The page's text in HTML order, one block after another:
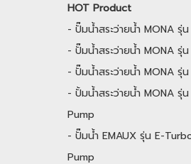
HOT Product
- ปั๊มน้ำสระว่ายน้ำ MONA รุ่
- ปั๊มน้ำสระว่ายน้ำ MONA รุ่
- ปั๊มน้ำสระว่ายน้ำ MONA รุ่
- ปั้มน้ำสระว่ายน้ำ MONA
Pump
- ปั๊มน้ำ EMAUX รุ่น E-
Pump